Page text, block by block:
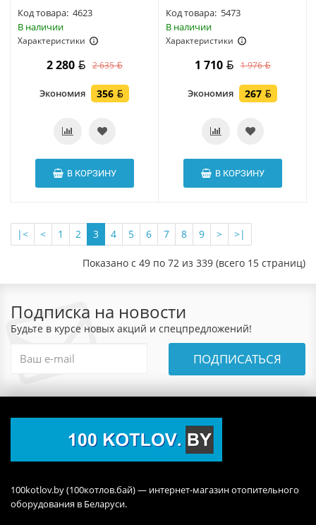
Код товара: 4623
В наличии
Характеристики
2 280 2 635
Экономия 356
В КОРЗИНУ
Код товара: 5473
В наличии
Характеристики
1 710 1 976
Экономия 267
В КОРЗИНУ
|< < 1 2 3 4 5 6 7 8 9 > >|
Показано с 49 по 72 из 339 (всего 15 страниц)
Подписка на новости
Будьте в курсе новых акций и спецпредложений!
ПОДПИСАТЬСЯ
100kotlov.by (100котлов.бай) — интернет-магазин отопительного
оборудования в Беларуси.